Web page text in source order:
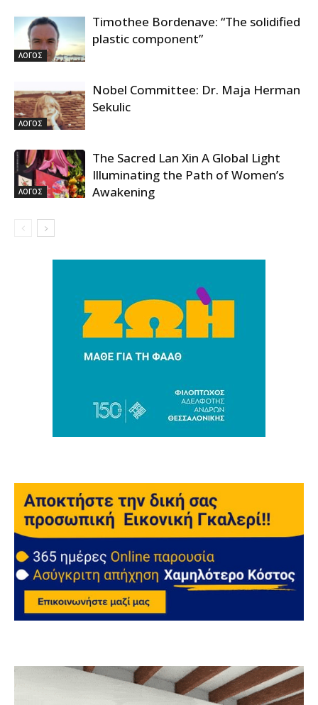
ΛΟΓΟΣ
Timothee Bordenave: “The solidified
plastic component”
ΛΟΓΟΣ
Nobel Committee: Dr. Maja Herman
Sekulic
ΛΟΓΟΣ
The Sacred Lan Xin A Global Light
Illuminating the Path of Women’s
Awakening